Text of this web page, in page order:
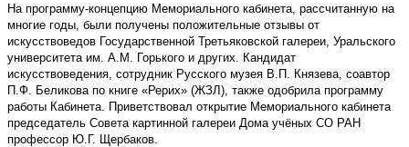
На программу-концепцию Мемориального кабинета, рассчитанную на
многие годы, были получены положительные отзывы от
искусствоведов Государственной Третьяковской галереи, Уральского
университета им. A.M. Горького и других. Кандидат
искусствоведения, сотрудник Русского музея В.П. Князева, соавтор
П.Ф. Беликова по книге «Рерих» (ЖЗЛ), также одобрила программу
работы Кабинета. Приветствовал открытие Мемориального кабинета
председатель Совета картинной галереи Дома учёных СО РАН
профессор Ю.Г. Щербаков.